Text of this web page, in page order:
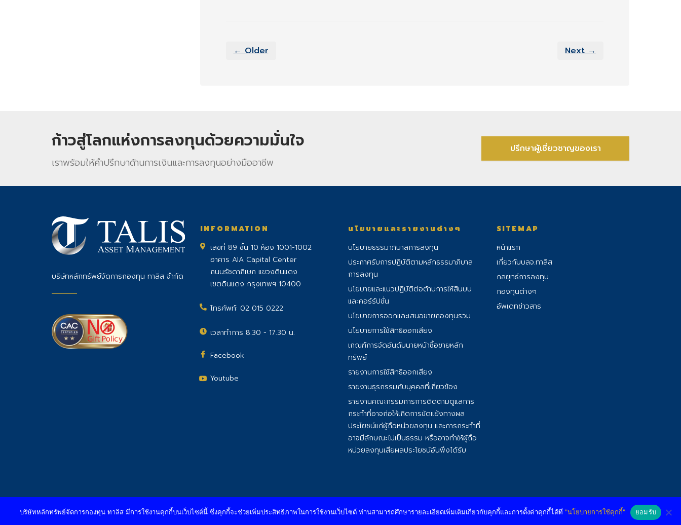
← Older Next →
ก้าวสู่โลกแห่งการลงทุนด้วยความมั่นใจ
เราพร้อมให้คําปรึกษาด้านการเงินและการลงทุนอย่างมืออาชีพ
ปรึกษาผู้เชี่ยวชาญของเรา
บริษัทหลักทรัพย์จัดการกองทุน ทาลิส จำกัด
INFORMATION
เลขที่ 89 ชั้น 10 ห้อง 1001-1002
อาคาร AIA Capital Center
ถนนรัชดาภิเษก แขวงดินแดง
เขตดินแดง กรุงเทพฯ 10400
โทรศัพท์: 02 015 0222
เวลาทำการ 8.30 - 17.30 น.
Facebook
Youtube
นโยบายและรายงานต่างๆ
นโยบายธรรมาภิบาลการลงทุน
ประกาศรับการปฏิบัติตามหลักธรรมาภิบาล
การลงทุน
นโยบายและแนวปฏิบัติต่อต้านการให้สินบน
และคอร์รัปชั่น
นโยบายการออกและเสนอขายกองทุนรวม
นโยบายการใช้สิทธิออกเสียง
เกณฑ์การจัดอันดับนายหน้าซื้อขายหลัก
ทรัพย์
รายงานการใช้สิทธิออกเสียง
รายงานธุรกรรมกับบุคคลที่เกี่ยวข้อง
รายงานคณะกรรมการการติดตามดูแลการ
กระทําที่อาจก่อให้เกิดการขัดแย้งทางผล
ประโยชน์แก่ผู้ถือหน่วยลงทุน และการกระทําที่
อาจมีลักษณะไม่เป็นธรรม หรืออาจทําให้ผู้ถือ
หน่วยลงทุนเสียผลประโยชน์อันพึงได้รับ
SITEMAP
หน้าแรก
เกี่ยวกับบลจ.ทาลิส
กลยุทธ์การลงทุน
กองทุนต่างๆ
อัพเดทข่าวสาร
บริษัทหลักทรัพย์จัดการกองทุน ทาลิส มีการใช้งานคุกกี้บนเว็บไซต์นี้ ซึ่งคุกกี้จะช่วยเพิ่มประสิทธิภาพในการใช้งานเว็บไซต์ ท่านสามารถศึกษารายละเอียดเพิ่มเติมเกี่ยวกับคุกกี้และการตั้งค่าคุกกี้ได้ที่ "นโยบายการใช้คุกกี้" ยอมรับ